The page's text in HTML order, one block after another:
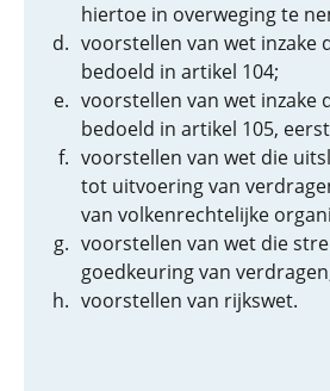
hiertoe in overweging te
voorstellen van wet inzake
bedoeld in artikel 104;
voorstellen van wet inzake
bedoeld in artikel 105,
voorstellen van wet die
tot uitvoering van
van volkenrechtelijke
voorstellen van wet die
goedkeuring van
voorstellen van rijkswet.